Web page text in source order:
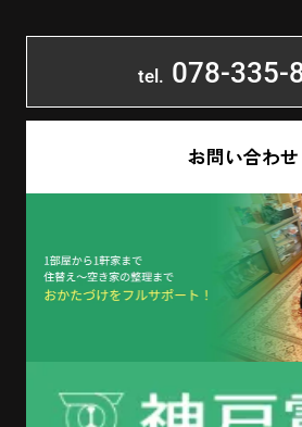
tel. 078-335-
お問い合わせ